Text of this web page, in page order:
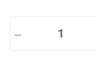
－